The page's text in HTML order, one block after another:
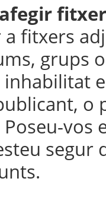
a fitxers
grups
vos
segur